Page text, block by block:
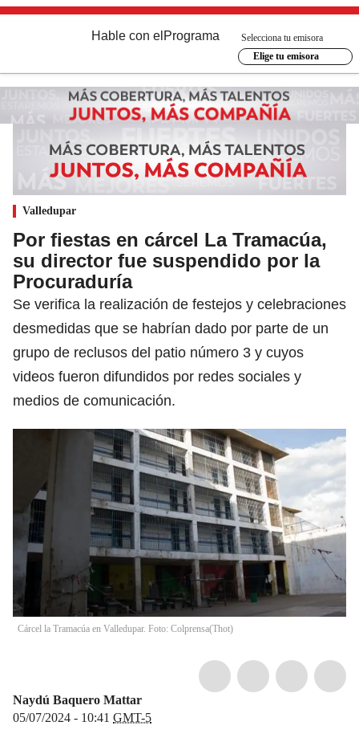
Hable con el Programa
Selecciona tu emisora
Elige tu emisora
Valledupar
Por fiestas en cárcel La Tramacúa,
su director fue suspendido por la
Procuraduría
Se verifica la realización de festejos y celebraciones
desmedidas que se habrían dado por parte de un
grupo de reclusos del patio número 3 y cuyos
videos fueron difundidos por redes sociales y
medios de comunicación.
Cárcel la Tramacúa en Valledupar. Foto: Colprensa(Thot)
Naydú Baquero Mattar
05/07/2024 - 10:41 GMT-5